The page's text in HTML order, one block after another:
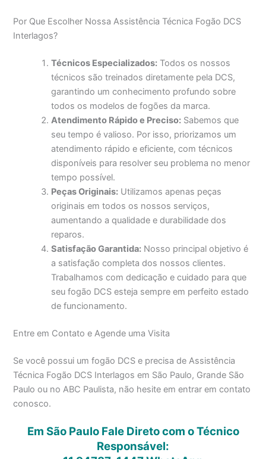
Por Que Escolher Nossa Assistência Técnica Fogão DCS
Interlagos?
Técnicos Especializados: Todos os nossos
técnicos são treinados diretamente pela DCS,
garantindo um conhecimento profundo sobre
todos os modelos de fogões da marca.
Atendimento Rápido e Preciso: Sabemos que
seu tempo é valioso. Por isso, priorizamos um
atendimento rápido e eficiente, com técnicos
disponíveis para resolver seu problema no menor
tempo possível.
Peças Originais: Utilizamos apenas peças
originais em todos os nossos serviços,
aumentando a qualidade e durabilidade dos
reparos.
Satisfação Garantida: Nosso principal objetivo é
a satisfação completa dos nossos clientes.
Trabalhamos com dedicação e cuidado para que
seu fogão DCS esteja sempre em perfeito estado
de funcionamento.
Entre em Contato e Agende uma Visita
Se você possui um fogão DCS e precisa de Assistência
Técnica Fogão DCS Interlagos em São Paulo, Grande São
Paulo ou no ABC Paulista, não hesite em entrar em contato
conosco.
Em São Paulo Fale Direto com o Técnico
Responsável: